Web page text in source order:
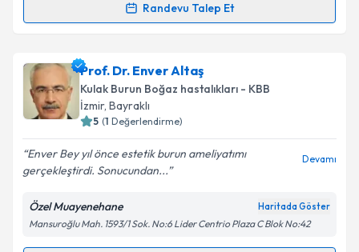
Randevu Talep Et
Randevu Takvimi Talebi
Op. Dr. İbrahim Korhaniçin randevu takvimi talebi
oluşturun. Size bu uzmandan randevu almanız için bir
takvim hazırlandığında e-posta ile bilgilendireceğiz.
Kişisel verilerimin işlenmesine ilişkin
Aydınlatma
Metni 'ni okudum ve kişisel verilerimin belirtilen
kapsamda işlenmesini kabul ediyorum.
Prof. Dr. Enver Altaş
Kulak Burun Boğaz hastalıkları - KBB
İzmir, Bayraklı
5 (1 Değerlendirme)
Enver Bey yıl önce estetik burun ameliyatımı
gerçekleştirdi. Sonucundan...
Devamı
Özel Muayenehane Haritada Göster
Mansuroğlu Mah. 1593/1 Sok. No:6 Lider Centrio Plaza C Blok No:42